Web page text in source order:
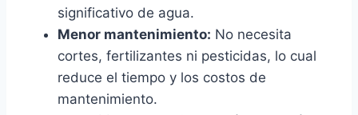
significativo de agua.
Menor mantenimiento: No necesita
cortes, fertilizantes ni pesticidas, lo cual
reduce el tiempo y los costos de
mantenimiento.